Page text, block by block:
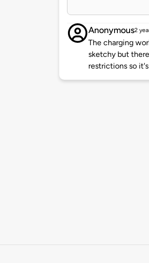
Anonymous2
The charging
sketchy but
restrictions so